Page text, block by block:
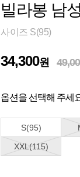
빌라봉 남
사이즈 S(95)
34,300원
옵션을 선택해 주세
S(95)
XXL(115)